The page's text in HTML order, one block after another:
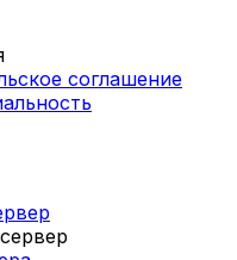
соглашение